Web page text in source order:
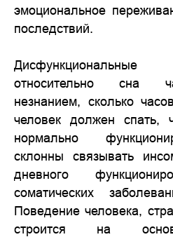
эмоциональное
последствий.
относительно сна
незнанием, сколько
человек должен спать,
нормально
склонны связывать
дневного
соматических
Поведение человека,
строится на